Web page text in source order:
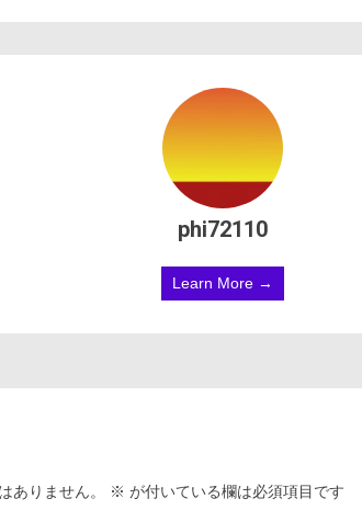
phi72110
Learn More →
ありません。 ※ が付いている欄は必須項目です